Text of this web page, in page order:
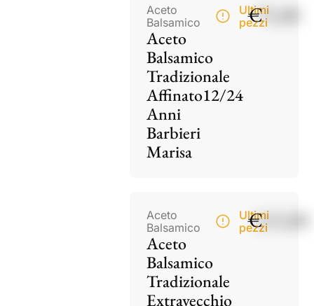
Aceto
Balsamico
Aceto
Balsamico
Tradizionale
Affinato12/24
Anni
Barbieri
Marisa
Ultimi
pezzi
€75,00
Aceto
Balsamico
Aceto
Balsamico
Tradizionale
Extravecchio
Ultimi
pezzi
€115,00